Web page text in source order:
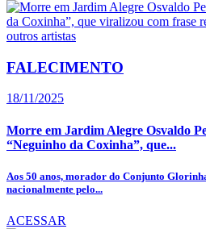
FALECIMENTO
18/11/2025
Morre em Jardim Alegre Osvaldo
“Neguinho da Coxinha”, que...
Aos 50 anos, morador do Conjunto
nacionalmente pelo...
ACESSAR